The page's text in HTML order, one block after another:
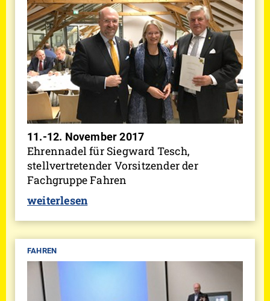
11.-12. November 2017
Ehrennadel für Siegward Tesch,
stellvertretender Vorsitzender der
Fachgruppe Fahren
weiterlesen
FAHREN